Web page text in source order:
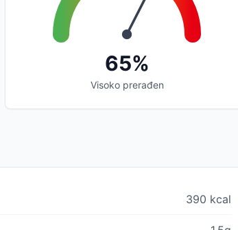
65%
Visoko prerađen
390 kcal